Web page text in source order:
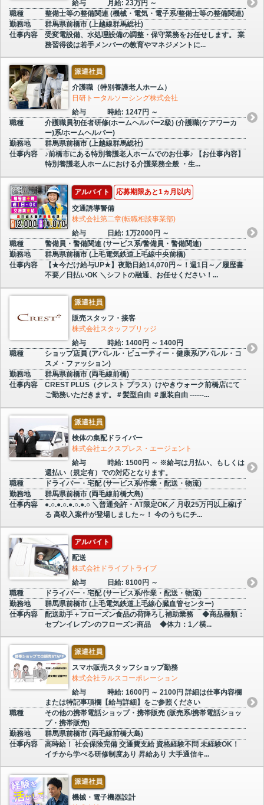
給与
月給: 23万円 ～
職種
整備士等の整備関連 (機械・電気・電子系/整備士等の整備関連)
勤務地
群馬県前橋市 (上越線群馬総社)
仕事内容
受変電設備、水処理設備の調整・保守業務をお任せします。 業
務習得後は若手メンバーの教育やマネジメントに...
派遣社員
介護職（特別養護老人ホーム）
日研トータルソーシング株式会社
給与
時給: 1247円 ～
職種
介護職員初任者研修(ホームヘルパー2級) (介護職(ケアワーカ
ー)系/ホームヘルパー)
勤務地
群馬県前橋市 (上越線群馬総社)
仕事内容
♪前橋市にある特別養護老人ホームでのお仕事♪ 【お仕事内容】
特別養護老人ホームにおける介護業務全般 ・生...
アルバイト 応募期限あと1ヵ月以内
交通誘導警備
株式会社第二章(転職相談事業部)
給与
日給: 1万2000円 ～
職種
警備員・警備関連 (サービス系/警備員・警備関連)
勤務地
群馬県前橋市 (上毛電気鉄道上毛線中央前橋)
仕事内容
【★今だけ給与UP★】夜勤日給14,070円～！週1日～／履歴書
不要／日払いOK ＼シフトの融通、お任せください！...
派遣社員
販売スタッフ・接客
株式会社スタッフブリッジ
給与
時給: 1400円 ～ 1400円
職種
ショップ店員 (アパレル・ビューティー・健康系/アパレル・コ
スメ・ファッション)
勤務地
群馬県前橋市 (両毛線前橋)
仕事内容
CREST PLUS（クレスト プラス）けやきウォーク前橋店にて
ご勤務いただきます。＃髪型自由 ＃服装自由 ------...
派遣社員
検体の集配ドライバー
株式会社エクスプレス・エージェント
給与
時給: 1500円 ～ ※給与は月払い、もしくは
週払い（規定有）での対応となります。
職種
ドライバー・宅配 (サービス系/作業・配送・物流)
勤務地
群馬県前橋市 (両毛線前橋大島)
仕事内容
●.○.●.○.●.○.●.○ ＼普通免許・AT限定OK／ 月収25万円以上稼げ
る 高収入案件が登場しました～！ 今のうちにチ...
アルバイト
配送
株式会社ドライブトライブ
給与
日給: 8100円 ～
職種
ドライバー・宅配 (サービス系/作業・配送・物流)
勤務地
群馬県前橋市 (上毛電気鉄道上毛線心臓血管センター)
仕事内容
配送助手＋フローズン食品の荷降ろし補助業務 ◆商品種類：
セブンイレブンのフローズン商品 ◆体力：1／横...
派遣社員
スマホ販売スタッフショップ勤務
株式会社ラルスコーポレーション
給与
時給: 1600円 ～ 2100円 詳細は仕事内容欄
または特記事項欄【給与詳細】をご参照ください
職種
その他の携帯電話ショップ・携帯販売 (販売系/携帯電話ショッ
プ・携帯販売)
勤務地
群馬県前橋市 (両毛線前橋大島)
仕事内容
高時給！ 社会保険完備 交通費支給 資格経験不問 未経験OK！
イチから学べる研修制度あり 昇給あり 大手通信キ...
派遣社員
機械・電子機器設計